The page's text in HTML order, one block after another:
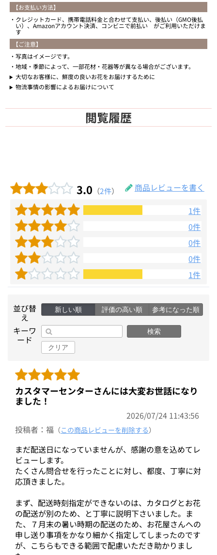
【お支払い方法】
クレジットカード、携帯電話料金と合わせて支払い、後払い（GMO後払
い）、Amazonアカウント決済、コンビニで前払い がご利用いただけま
す
【ご注意】
写真はイメージです。
地域・季節によって、一部花材・花器等が異なる場合がございます。
大切なお客様に、鮮度の良いお花をお届けするために
物流事情の影響によるお届けについて
閲覧履歴
3.0 （2件）
商品レビューを書く
1件
0件
0件
0件
1件
並び替
え
新しい順 評価の高い順 参考になった順
キーワ
ード
検索
クリア
カスタマーセンターさんには大変お世話になり
ました！
2026/07/24 11:43:56
投稿者：福 （この商品レビューを削除する）
まだ配送日になっていませんが、感謝の意を込めてレ
ビューします。
たくさん問合せを行ったことに対し、都度、丁寧に対
応頂きました。
まず、配送時刻指定ができないのは、カタログとお花
の配送が別のため、と丁寧に説明下さいました。ま
た、７月末の暑い時期の配送のため、お花屋さんへの
申し送り事項をかなり細かく指定してしまったのです
が、こちらもできる範囲で配慮いただき助かりまし